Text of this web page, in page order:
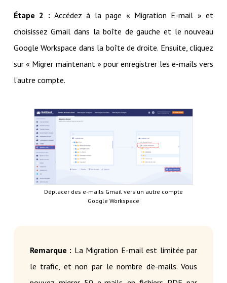
Étape 2 :Accédez à la page « Migration E-mail » et
choisissez Gmail dans la boîte de gauche et le nouveau
Google Workspace dans la boîte de droite. Ensuite, cliquez
sur « Migrer maintenant » pour enregistrer les e-mails vers
l'autre compte.
Déplacer des e-mails Gmail vers un autre compte
Google Workspace
Remarque : La Migration E-mail est limitée par
le trafic, et non par le nombre d'e-mails. Vous